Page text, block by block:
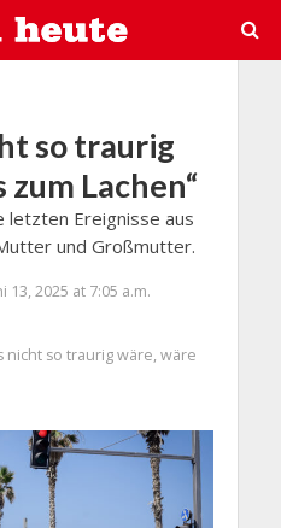
so traurig
Lachen“
letzten Ereignisse aus
und Großmutter.
13, 2025 at 7:05 a.m.
nicht so traurig wäre, wäre